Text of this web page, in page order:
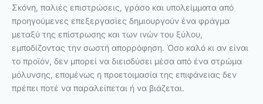
Σκόνη, παλιές επιστρώσεις, γράσο και υπολείμματα από
προηγούμενες επεξεργασίες δημιουργούν ένα φράγμα
μεταξύ της επίστρωσης και των ινών του ξύλου,
εμποδίζοντας την σωστή απορρόφηση. Όσο καλό κι αν είναι
το προϊόν, δεν μπορεί να διεισδύσει μέσα από ένα στρώμα
μόλυνσης, επομένως η προετοιμασία της επιφάνειας δεν
πρέπει ποτέ να παραλείπεται ή να βιάζεται.